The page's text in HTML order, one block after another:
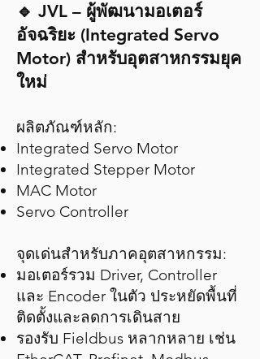
🔹 JVL – ผู้พัฒนามอเตอร์
อัจฉริยะ (Integrated Servo
Motor) สำหรับอุตสาหกรรมยุค
ใหม่
ผลิตภัณฑ์หลัก:
Integrated Servo Motor
Integrated Stepper Motor
MAC Motor
Servo Controller
จุดเด่นสำหรับภาคอุตสาหกรรม:
มอเตอร์รวม Driver, Controller
และ Encoder ในตัว ประหยัดพื้นที่
ติดตั้งและลดการเดินสาย
รองรับ Fieldbus หลากหลาย เช่น